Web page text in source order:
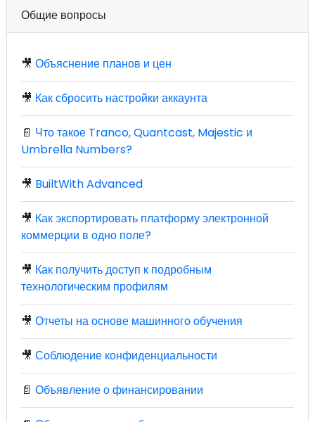
Общие вопросы
🎥 Объяснение планов и цен
🎥 Как сбросить настройки аккаунта
📄 Что такое Tranco, Quantcast, Majestic и
Umbrella Numbers?
🎥 BuiltWith Advanced
🎥 Как экспортировать платформу электронной
коммерции в одно поле?
🎥 Как получить доступ к подробным
технологическим профилям
🎥 Отчеты на основе машинного обучения
🎥 Соблюдение конфиденциальности
📄 Объявление о финансировании